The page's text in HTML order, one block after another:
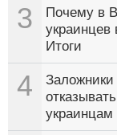
3
Почему в
Итоги
4
Заложники
украинцам